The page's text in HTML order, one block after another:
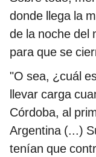
donde llega la
de la noche del
para que se
"O sea, ¿cuál
llevar carga
Córdoba, al
Argentina (...)
tenían que